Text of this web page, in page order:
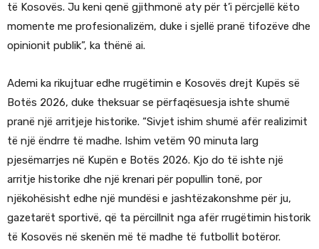
të Kosovës. Ju keni qenë gjithmonë aty për t’i përcjellë këto
momente me profesionalizëm, duke i sjellë pranë tifozëve dhe
opinionit publik”, ka thënë ai.
Ademi ka rikujtuar edhe rrugëtimin e Kosovës drejt Kupës së
Botës 2026, duke theksuar se përfaqësuesja ishte shumë
pranë një arritjeje historike. “Sivjet ishim shumë afër realizimit
të një ëndrre të madhe. Ishim vetëm 90 minuta larg
pjesëmarrjes në Kupën e Botës 2026. Kjo do të ishte një
arritje historike dhe një krenari për popullin tonë, por
njëkohësisht edhe një mundësi e jashtëzakonshme për ju,
gazetarët sportivë, që ta përcillnit nga afër rrugëtimin historik
të Kosovës në skenën më të madhe të futbollit botëror.